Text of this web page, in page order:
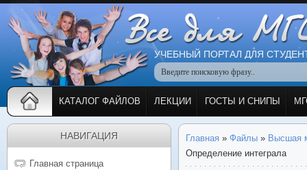
УЧЕБНЫЙ ПОРТАЛ ДЛЯ
КАТАЛОГ ФАЙЛОВ ЛЕКЦИИ ГОСТЫ И СНИПЫ
Главная » Файлы » Высшая
Определение интеграла
НАВИГАЦИЯ
Главная страница